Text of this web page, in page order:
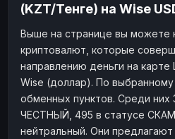
Наличные RUB
Наличные USD
(KZT/Тенге) на Wise
Выше на странице вы можете
криптовалют, которые
направлению деньги на
Wise (доллар). По выбранному
обменных пунктов. Среди них
ЧЕСТНЫЙ, 495 в статусе СКАМ
нейтральный. Они предлагают